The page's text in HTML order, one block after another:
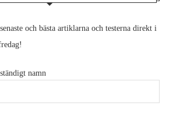
och bästa artiklarna och testerna direkt i
namn